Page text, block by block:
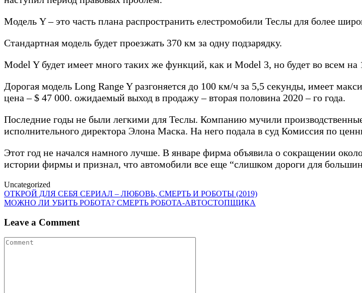
Модель Y – это часть плана распространить елестромобили Теслы для более
Стандартная модель будет проезжать 370 км за одну подзарядку.
Model Y будет имеет много таких же функций, как и Model 3, но будет во всем на
Дорогая модель Long Range Y разгоняется до 100 км/ч за 5,5 секунды, имеет
цена – $ 47 000. ожидаемый выход в продажу – вторая половина 2020 – го года.
Последние годы не были легкими для Теслы. Компанию мучили
исполнительного директора Элона Маска. На него подала в суд Комиссия по
Этот год не начался намного лучше. В январе фирма объявила о сокращении
истории фирмы и признал, что автомобили все еще “слишком дороги для
Uncategorized
Post
navigation
ОТКРОЙ ДЛЯ СЕБЯ СЕРИАЛ – ЛЮБОВЬ, СМЕРТЬ И РОБОТЫ (2019)
МОЖНО ЛИ УБИТЬ РОБОТА? СМЕРТЬ РОБОТА-АВТОСТОПЩИКА
Leave a Comment